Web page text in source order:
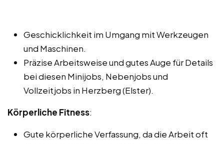
Geschicklichkeit im Umgang mit Werkzeugen
und Maschinen.
Präzise Arbeitsweise und gutes Auge für Details
bei diesen Minijobs, Nebenjobs und
Vollzeitjobs in Herzberg (Elster).
Körperliche Fitness:
Gute körperliche Verfassung, da die Arbeit oft